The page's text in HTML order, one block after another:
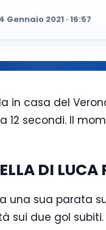
2021 · 16:57
in casa del
12 secondi. Il
DI LUCA
una sua parata
sui due gol subiti.